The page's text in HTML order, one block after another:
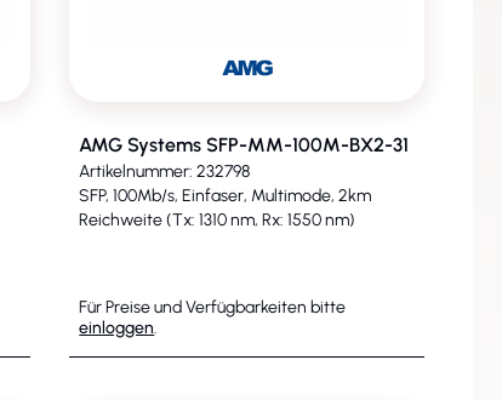
AMG Systems SFP-MM-100M-BX2-31
Artikelnummer: 232798
SFP, 100Mb/s, Einfaser, Multimode, 2km
Reichweite (Tx: 1310 nm, Rx: 1550 nm)
Für Preise und Verfügbarkeiten bitte
einloggen.